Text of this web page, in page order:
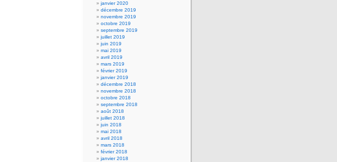
janvier 2020
décembre 2019
novembre 2019
octobre 2019
septembre 2019
juillet 2019
juin 2019
mai 2019
avril 2019
mars 2019
février 2019
janvier 2019
décembre 2018
novembre 2018
octobre 2018
septembre 2018
août 2018
juillet 2018
juin 2018
mai 2018
avril 2018
mars 2018
février 2018
janvier 2018